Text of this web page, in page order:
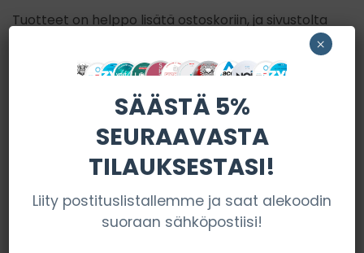
Tuotteet on helppo lisätä ostoskoriin, ja sivustolta
tuotteita voi tilata kerralla. Kaikissa tuotteissa on
maksimissaan 30 mg nikotiinia. Kiekoissa oleva kpl
määrä nikotiinipusseja myös ilmoitetaan jokaisen
on noin 20-30 kpl pusseja.
Pussit.com myös kartuttaa valikoimaansa
tasaiseen tahtiin, ja kannattaakin käydä
satunnaiseen tahtiin tarkistamassa uutuudet-
SÄÄSTÄ 5%
SEURAAVASTA
TILAUKSESTASI!
Liity postituslistallemme ja saat alekoodin
suoraan sähköpostiisi!
×